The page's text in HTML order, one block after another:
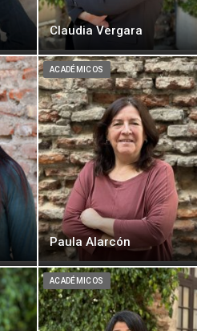
Claudia Vergara
ACADÉMICOS
Paula Alarcón
ACADÉMICOS